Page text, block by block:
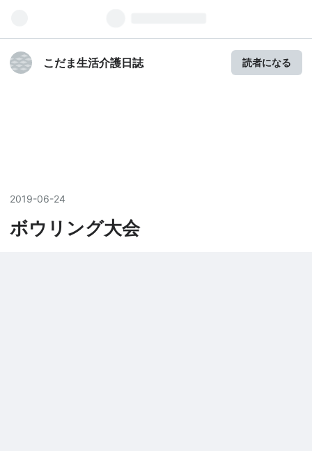
こだま生活介護日誌 読者になる
2019-06-24
ボウリング大会